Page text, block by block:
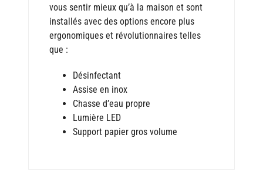
vous sentir mieux qu’à la maison et sont
installés avec des options encore plus
ergonomiques et révolutionnaires telles
que :
Désinfectant
Assise en inox
Chasse d’eau propre
Lumière LED
Support papier gros volume